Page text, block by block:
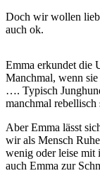
Doch wir wollen
auch ok.
Emma erkundet die
Manchmal, wenn
…. Typisch
manchmal
Aber Emma lässt
wir als Mensch
wenig oder leise mit
auch Emma zur